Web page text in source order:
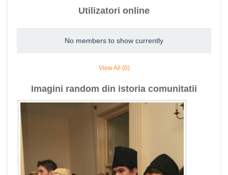
Utilizatori online
No members to show currently
View All (0)
Imagini random din istoria comunitatii